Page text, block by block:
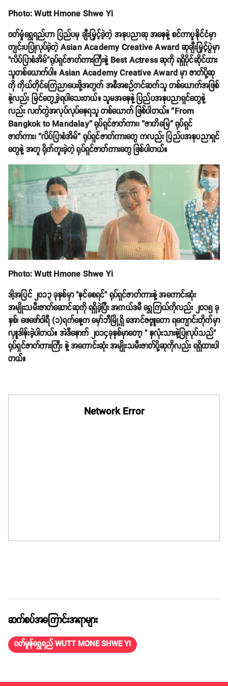
Photo: Wutt Hmone Shwe Yi
ဝတ်မှုံရွှေရည်ဟာ ပြည်ပမှ ချီးမြှင့်ခဲ့တဲ့ အနုပညာဆု အနေနဲ့ စင်ကာပူနိုင်ငံမှာ
ကျင်းပပြုလုပ်ခဲ့တဲ့ Asian Academy Creative Award ဆုချီးမြှင့်ပွဲမှာ
"လိပ်ပြာစံအိမ်"ရုပ်ရှင်ဇာတ်ကားကြီးနဲ့ Best Actress ဆုကို ရရှိပိုင်ဆိုင်ထား
သူတစ်ယောက်ပါ။ Asian Academy Creative Award မှာ ဇာတ်ပို့ဆု
ကို ကိုယ်တိုင်ကြေညာပေးဖို့အတွက် အစီအစဉ်တင်ဆက်သူ တစ်ယောက်အဖြစ်
နဲ့လည်း မြင်တွေ့ခဲ့ရပါသေးတယ်။ သူမအနေနဲ့ ပြည်ပအနုပညာရှင်တွေနဲ့
လည်း လက်တွဲအလုပ်လုပ်နေရသူ တစ်ယောက် ဖြစ်ပါတယ်။ “From
Bangkok to Mandalay” ရုပ်ရှင်ဇာတ်ကား၊ “ဇာတိမြေ” ရုပ်ရှင်
ဇာတ်ကား၊ “လိပ်ပြာစံအိမ်” ရုပ်ရှင်ဇာတ်ကားတွေ ကလည်း ပြည်ပအနုပညာရှင်
တွေနဲ့ အတူ ရိုက်ကူးခဲ့တဲ့ ရုပ်ရှင်ဇာတ်ကားတွေ ဖြစ်ပါတယ်။
Photo: Wutt Hmone Shwe Yi
ဒါ့အပြင် ၂၀၁၃ ခုနှစ်မှာ "နင်စေရင်" ရုပ်ရှင်ဇာတ်ကားနဲ့ အကောင်းဆုံး
အမျိုးသမီးဇာတ်ဆောင်ဆုကို ရရှိခဲ့ပြီး အကယ်ဒမီ ရွှေကြယ်ကိုလည်း ၂၀၁၅ ခု
နှစ်၊ ဖေဖော်ဝါရီ (၁)ရက်နေ့က မှော်ဘီမြို့ရှိ အောင်ဇဗ္ဗူတော ရကျောင်းတိုက်မှာ
လှူဒါန်းခဲ့ပါတယ်။ အဲဒီနောက် ၂၀၁၄ခုနှစ်မှာတော့ " နှလုံးသားနဲ့ပြုလုပ်သည်"
ရုပ်ရှင်ဇာတ်ကားကြီး နဲ့ အကောင်းဆုံး အမျိုးသမီးဇာတ်ပို့ဆုကိုလည်း ရရှိထားပါ
တယ်။
ဆက်စပ်အကြောင်းအရာများ
ဝတ်မှုန်ရွှေရည် WUTT MONE SHWE YI